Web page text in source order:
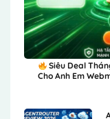
Siêu Deal
Cho Anh Em